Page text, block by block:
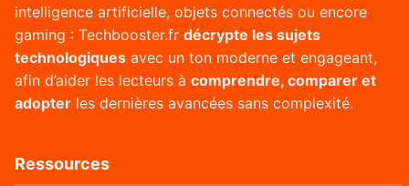
intelligence artificielle, objets connectés ou encore
gaming : Techbooster.fr décrypte les sujets
technologiques avec un ton moderne et engageant,
afin d’aider les lecteurs à comprendre, comparer et
adopter les dernières avancées sans complexité.
Ressources